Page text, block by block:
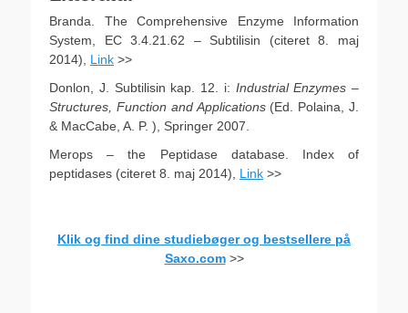
Branda. The Comprehensive Enzyme Information
System, EC 3.4.21.62 – Subtilisin (citeret 8. maj
2014), Link >>
Donlon, J. Subtilisin kap. 12. i: Industrial Enzymes –
Structures, Function and Applications(Ed. Polaina, J.
& MacCabe, A. P. ), Springer 2007.
Merops – the Peptidase database. Index of
peptidases (citeret 8. maj 2014), Link >>
Klik og find dine studiebøger og bestsellere på
Saxo.com>>